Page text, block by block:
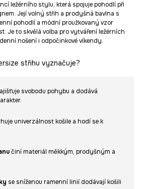
ležérního stylu, která spojuje pohodlí při
Její volný střih a prodyšná bavlna s
pohodlí a módní proužkovaný vzor
Je to skvělá volba pro vytváření ležérních
nošení i odpočinkové víkendy.
střihu vyznačuje?
svobodu pohybu a dodává
univerzálnost košile a hodí se k
činí materiál měkkým, prodyšným a
se sníženou ramenní linií dodávají košili